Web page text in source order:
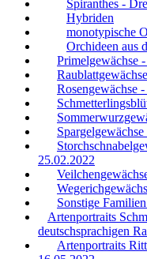
Spiranthes -
Hybriden
monotypische
Orchideen aus
Primelgewächse
Rosengewächse -
25.02.2022
Sonstige
Artenportraits
deutschsprachigen
Artenportraits